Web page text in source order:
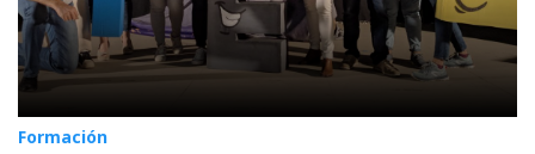
Formación